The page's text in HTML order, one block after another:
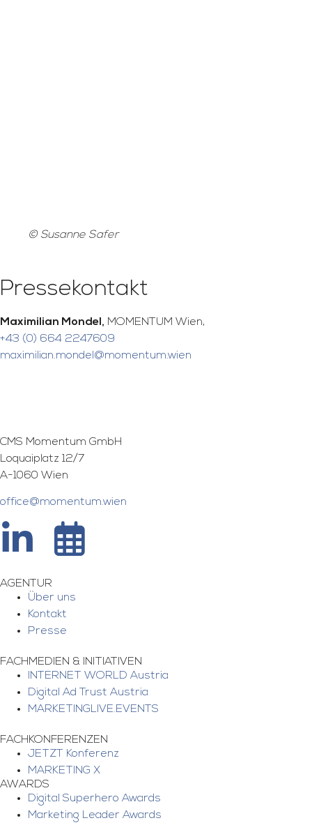
© Susanne Safer
Pressekontakt
Maximilian Mondel, MOMENTUM Wien,
+43 (0) 664 2247609
maximilian.mondel@momentum.wien
CMS Momentum GmbH
Loquaiplatz 12/7
A-1060 Wien
office@momentum.wien
AGENTUR
Über uns
Kontakt
Presse
FACHMEDIEN & INITIATIVEN
INTERNET WORLD Austria
Digital Ad Trust Austria
MARKETINGLIVE.EVENTS
FACHKONFERENZEN
JETZT Konferenz
MARKETING X
AWARDS
Digital Superhero Awards
Marketing Leader Awards